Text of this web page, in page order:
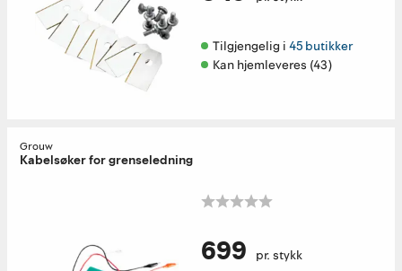
Tilgjengelig i 45 butikker
Kan hjemleveres (43)
Grouw
Kabelsøker for grenseledning
699 pr. stykk